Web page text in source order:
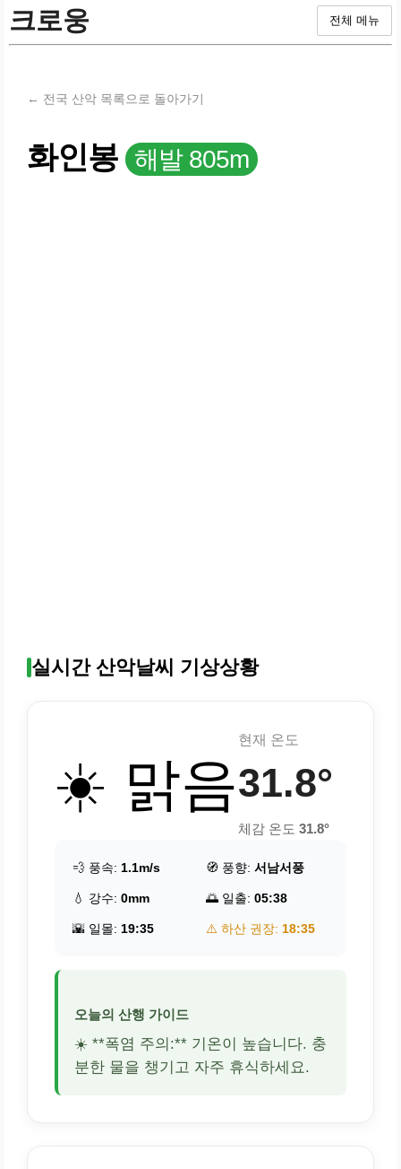
크로웅 전체 메뉴
← 전국 산악 목록으로 돌아가기
화인봉 해발 805m
실시간 산악날씨 기상상황
☀️ 맑음
현재 온도
31.8°
체감 온도 31.8°
💨 풍속: 1.1m/s 🧭 풍향: 서남서풍
💧 강수: 0mm 🌅 일출: 05:38
🌇 일몰: 19:35 ⚠️ 하산 권장: 18:35
오늘의 산행 가이드
☀️ **폭염 주의:** 기온이 높습니다. 충
분한 물을 챙기고 자주 휴식하세요.